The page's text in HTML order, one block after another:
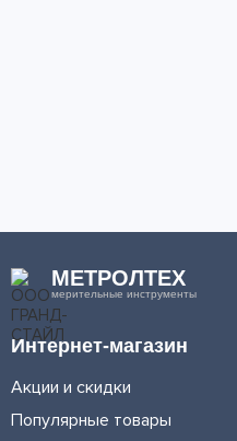
МЕТРОЛТЕХ
мерительные инструменты
Интернет-магазин
Акции и скидки
Популярные товары